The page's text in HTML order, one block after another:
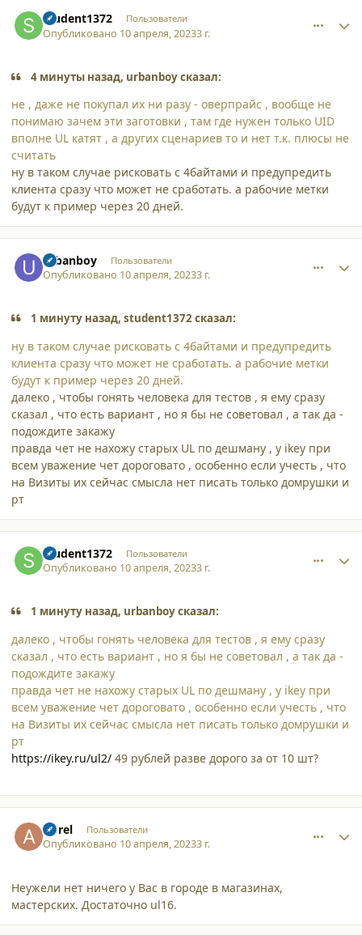
student1372 Пользователи
Опубликовано 10 апреля, 20233 г.
4 минуты назад, urbanboy сказал:
не , даже не покупал их ни разу - оверпрайс , вообще не
понимаю зачем эти заготовки , там где нужен только UID
вполне UL катят , а других сценариев то и нет т.к. плюсы не
считать
ну в таком случае рисковать с 4байтами и предупредить
клиента сразу что может не сработать. а рабочие метки
будут к пример через 20 дней.
urbanboy Пользователи
Опубликовано 10 апреля, 20233 г.
1 минуту назад, student1372 сказал:
ну в таком случае рисковать с 4байтами и предупредить
клиента сразу что может не сработать. а рабочие метки
будут к пример через 20 дней.
далеко , чтобы гонять человека для тестов , я ему сразу
сказал , что есть вариант , но я бы не советовал , а так да -
подождите закажу
правда чет не нахожу старых UL по дешману , у ikey при
всем уважение чет дороговато , особенно если учесть , что
на Визиты их сейчас смысла нет писать только домрушки и
рт
student1372 Пользователи
Опубликовано 10 апреля, 20233 г.
1 минуту назад, urbanboy сказал:
далеко , чтобы гонять человека для тестов , я ему сразу
сказал , что есть вариант , но я бы не советовал , а так да -
подождите закажу
правда чет не нахожу старых UL по дешману , у ikey при
всем уважение чет дороговато , особенно если учесть , что
на Визиты их сейчас смысла нет писать только домрушки и
рт
https://ikey.ru/ul2/ 49 рублей разве дорого за от 10 шт?
Aprel Пользователи
Опубликовано 10 апреля, 20233 г.
Неужели нет ничего у Вас в городе в магазинах,
мастерских. Достаточно ul16.